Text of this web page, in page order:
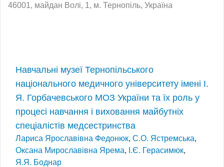
46001, майдан Волі, 1, м. Тернопіль, Україна
Навчальні музеї Тернопільського
національного медичного університету імені І.
Я. Горбачевського МОЗ України та їх роль у
процесі навчання і виховання майбутніх
спеціалістів медсестринства
Лариса Ярославівна Федонюк, С.О. Ястремська,
Оксана Мирославівна Ярема, І.Є. Герасимюк,
Я.Я. Боднар